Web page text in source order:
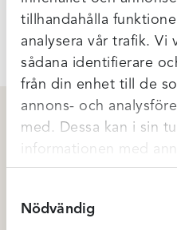
tillhandahålla
analysera vår trafik. Vi
sådana identifierare
från din enhet till de
annons- och
med. Dessa kan i sin
informationen med
har tillhandahållit eller
Nödvändig
Ytterligare Information
Relaterade produkter